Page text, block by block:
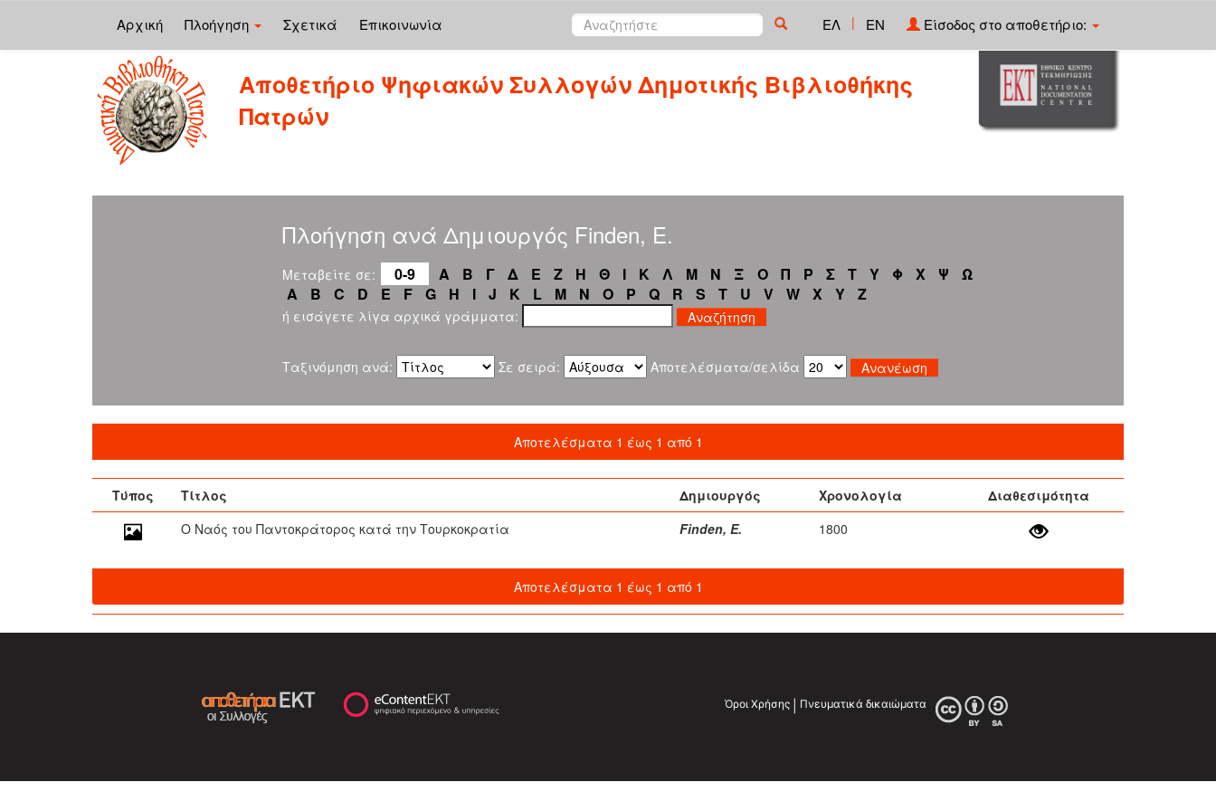
Αρχική Πλοήγηση Σχετικά Επικοινωνία ΕΛ | EN Είσοδος στο αποθετήριο:
Αποθετήριο Ψηφιακών Συλλογών Δημοτικής Βιβλιοθήκης
Πατρών
Πλοήγηση ανά Δημιουργός Finden, E.
Μεταβείτε σε: 0-9 Α Β Γ Δ Ε Ζ Η Θ Ι Κ Λ Μ Ν Ξ Ο Π Ρ Σ Τ Υ Φ Χ Ψ
Ω
A
B C D E F G H I J K L M N O P Q R S T U V W X Y Z
ή εισάγετε λίγα αρχικά γράμματα:
Ταξινόμηση ανά: Σε σειρά: Αποτελέσματα/σελίδα
Αποτελέσματα 1 έως 1 από 1
Τύπος Τίτλος Δημιουργός Χρονολογία
Διαθεσιμότητα
Ο Ναός του Παντοκράτορος κατά την Τουρκοκρατία
Finden, E. 1800
Αποτελέσματα 1 έως 1 από 1